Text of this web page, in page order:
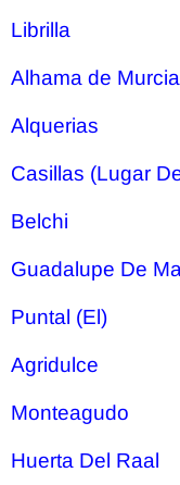
Librilla
Alhama de Murcia
Alquerias
Casillas (Lugar
Belchi
Guadalupe De
Puntal (El)
Agridulce
Monteagudo
Huerta Del Raal